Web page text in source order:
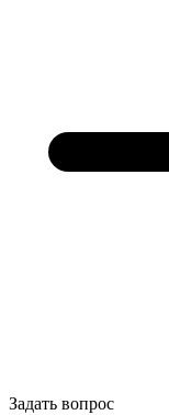
Задать вопрос